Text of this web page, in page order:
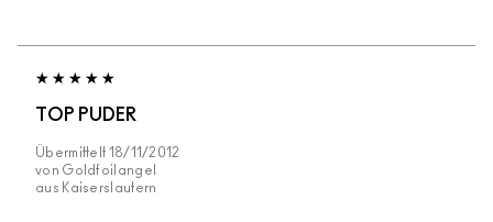
TOP PUDER
Übermittelt 18/11/2012
von Goldfoilangel
aus Kaiserslautern